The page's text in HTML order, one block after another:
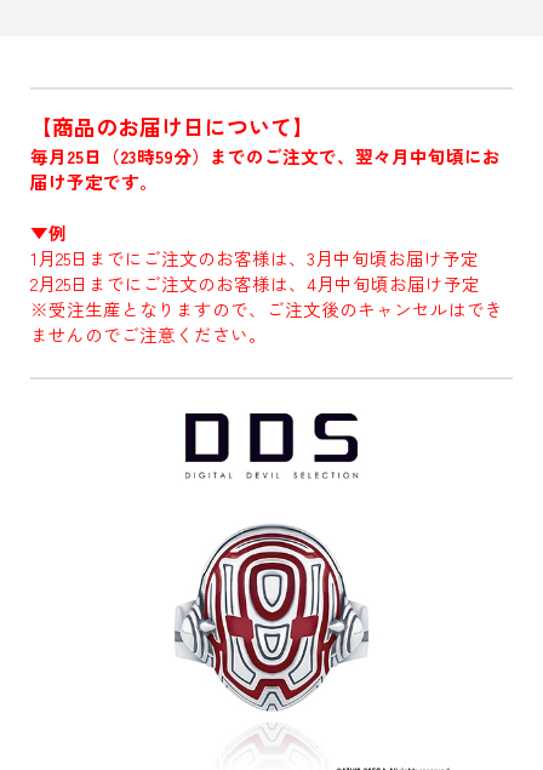
【商品のお届け日について】
毎月25日（23時59分）までのご注文で、翌々月中旬頃にお
届け予定です。
▼例
1月25日までにご注文のお客様は、3月中旬頃お届け予定
2月25日までにご注文のお客様は、4月中旬頃お届け予定
※受注生産となりますので、ご注文後のキャンセルはでき
ませんのでご注意ください。